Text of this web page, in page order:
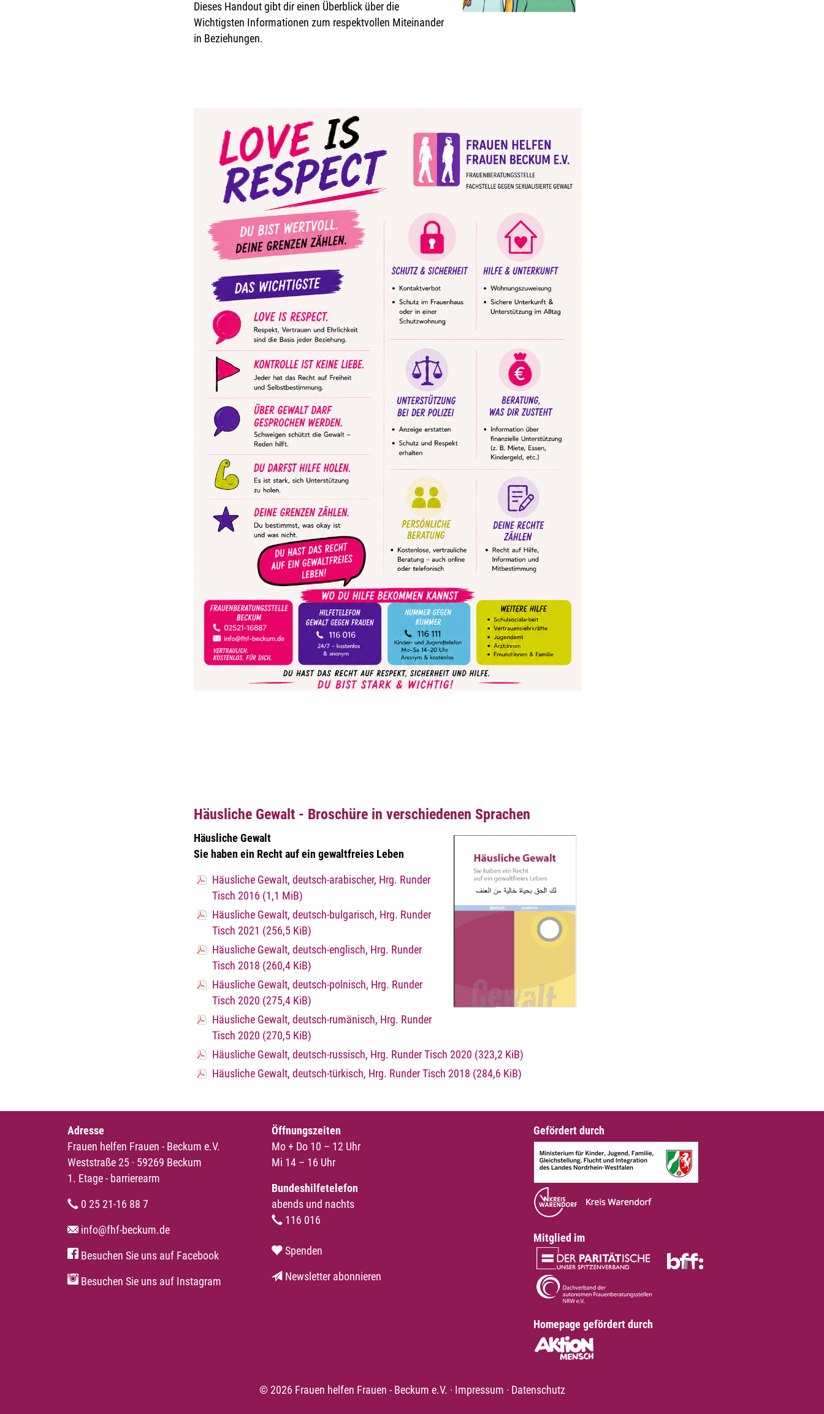
Dieses Handout gibt dir einen Überblick über die
Wichtigsten Informationen zum respektvollen Miteinander
in Beziehungen.
Häusliche Gewalt - Broschüre in verschiedenen Sprachen
Häusliche Gewalt
Sie haben ein Recht auf ein gewaltfreies Leben
Häusliche Gewalt, deutsch-arabischer, Hrg. Runder
Tisch 2016 (1,1 MiB)
Häusliche Gewalt, deutsch-bulgarisch, Hrg. Runder
Tisch 2021 (256,5 KiB)
Häusliche Gewalt, deutsch-englisch, Hrg. Runder
Tisch 2018 (260,4 KiB)
Häusliche Gewalt, deutsch-polnisch, Hrg. Runder
Tisch 2020 (275,4 KiB)
Häusliche Gewalt, deutsch-rumänisch, Hrg. Runder
Tisch 2020 (270,5 KiB)
Häusliche Gewalt, deutsch-russisch, Hrg. Runder Tisch 2020 (323,2 KiB)
Häusliche Gewalt, deutsch-türkisch, Hrg. Runder Tisch 2018 (284,6 KiB)
Adresse
Frauen helfen Frauen - Beckum e.V.
Weststraße 25 · 59269 Beckum
1. Etage - barrierearm
0 25 21-16 88 7
info@fhf-beckum.de
Besuchen Sie uns auf Facebook
Besuchen Sie uns auf Instagram
Öffnungszeiten
Mo + Do 10 – 12 Uhr
Mi 14 – 16 Uhr
Bundeshilfetelefon
abends und nachts
116 016
Spenden
Newsletter abonnieren
Gefördert durch
Mitglied im
Homepage gefördert durch
© 2026 Frauen helfen Frauen - Beckum e.V. · Impressum · Datenschutz